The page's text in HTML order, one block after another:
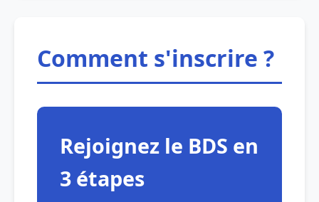
Comment s'inscrire ?
Rejoignez le BDS en
3 étapes